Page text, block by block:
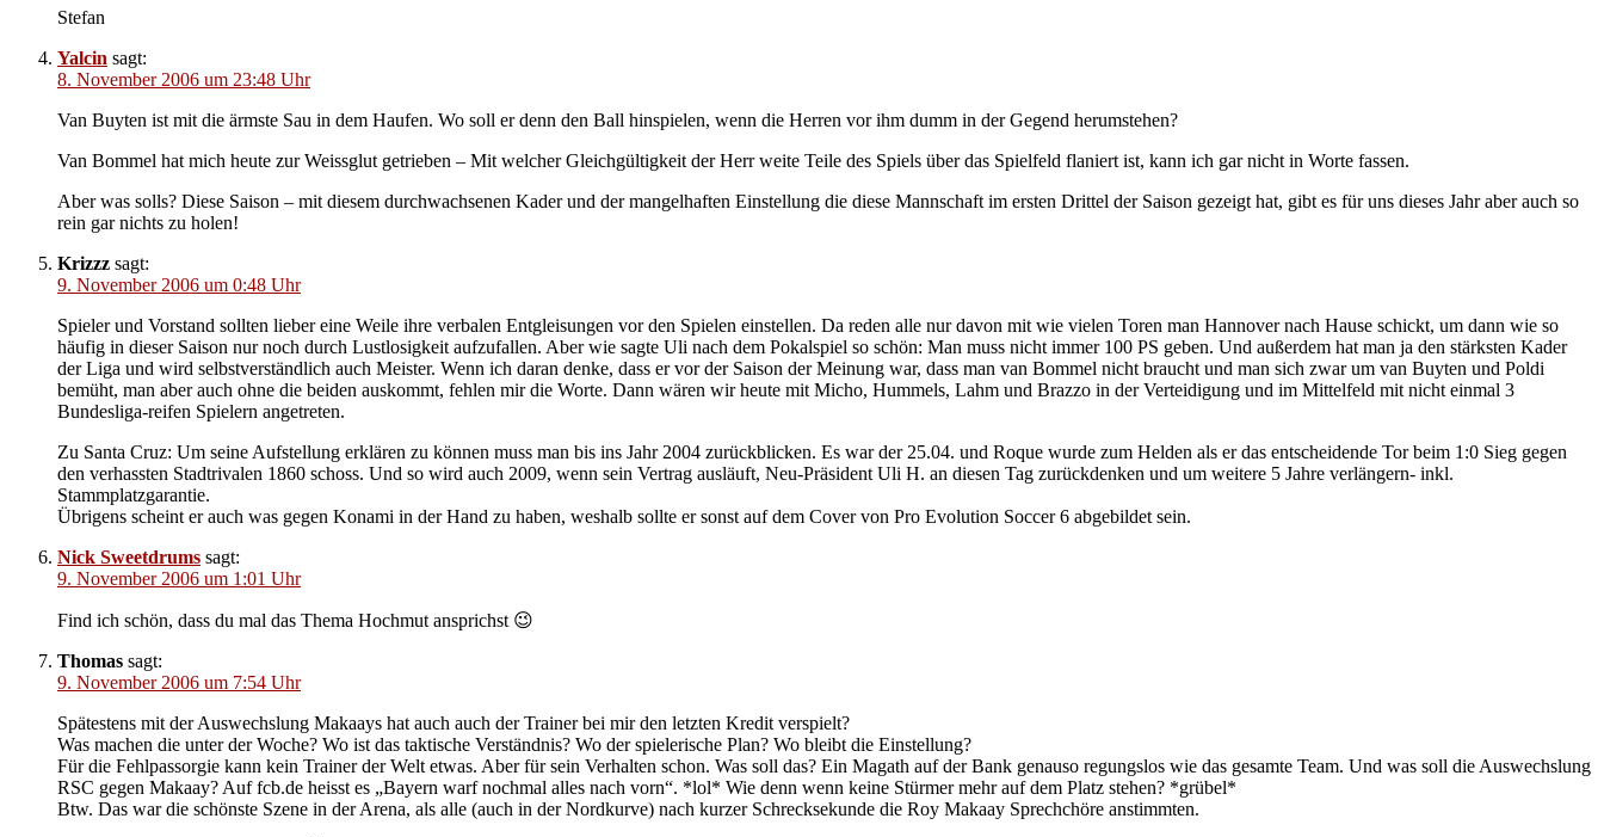
Stefan
Yalcin sagt:
8. November 2006 um 23:48 Uhr
Van Buyten ist mit die ärmste Sau in dem Haufen. Wo soll er denn den Ball hinspielen, wenn die Herren vor ihm dumm in der Gegend herumstehen?
Van Bommel hat mich heute zur Weissglut getrieben – Mit welcher Gleichgültigkeit der Herr weite Teile des Spiels über das Spielfeld flaniert ist, kann ich gar nicht in Worte fassen.
Aber was solls? Diese Saison – mit diesem durchwachsenen Kader und der mangelhaften Einstellung die diese Mannschaft im ersten Drittel der Saison gezeigt hat, gibt es für uns dieses Jahr aber auch so
rein gar nichts zu holen!
Krizzz sagt:
9. November 2006 um 0:48 Uhr
Spieler und Vorstand sollten lieber eine Weile ihre verbalen Entgleisungen vor den Spielen einstellen. Da reden alle nur davon mit wie vielen Toren man Hannover nach Hause schickt, um dann wie so
häufig in dieser Saison nur noch durch Lustlosigkeit aufzufallen. Aber wie sagte Uli nach dem Pokalspiel so schön: Man muss nicht immer 100 PS geben. Und außerdem hat man ja den stärksten Kader
der Liga und wird selbstverständlich auch Meister. Wenn ich daran denke, dass er vor der Saison der Meinung war, dass man van Bommel nicht braucht und man sich zwar um van Buyten und Poldi
bemüht, man aber auch ohne die beiden auskommt, fehlen mir die Worte. Dann wären wir heute mit Micho, Hummels, Lahm und Brazzo in der Verteidigung und im Mittelfeld mit nicht einmal 3
Bundesliga-reifen Spielern angetreten.
Zu Santa Cruz: Um seine Aufstellung erklären zu können muss man bis ins Jahr 2004 zurückblicken. Es war der 25.04. und Roque wurde zum Helden als er das entscheidende Tor beim 1:0 Sieg gegen
den verhassten Stadtrivalen 1860 schoss. Und so wird auch 2009, wenn sein Vertrag ausläuft, Neu-Präsident Uli H. an diesen Tag zurückdenken und um weitere 5 Jahre verlängern- inkl.
Stammplatzgarantie.
Übrigens scheint er auch was gegen Konami in der Hand zu haben, weshalb sollte er sonst auf dem Cover von Pro Evolution Soccer 6 abgebildet sein.
Nick Sweetdrums sagt:
9. November 2006 um 1:01 Uhr
Find ich schön, dass du mal das Thema Hochmut ansprichst 😉
Thomas sagt:
9. November 2006 um 7:54 Uhr
Spätestens mit der Auswechslung Makaays hat auch auch der Trainer bei mir den letzten Kredit verspielt?
Was machen die unter der Woche? Wo ist das taktische Verständnis? Wo der spielerische Plan? Wo bleibt die Einstellung?
Für die Fehlpassorgie kann kein Trainer der Welt etwas. Aber für sein Verhalten schon. Was soll das? Ein Magath auf der Bank genauso regungslos wie das gesamte Team. Und was soll die Auswechslung
RSC gegen Makaay? Auf fcb.de heisst es „Bayern warf nochmal alles nach vorn“. *lol* Wie denn wenn keine Stürmer mehr auf dem Platz stehen? *grübel*
Btw. Das war die schönste Szene in der Arena, als alle (auch in der Nordkurve) nach kurzer Schrecksekunde die Roy Makaay Sprechchöre anstimmten.